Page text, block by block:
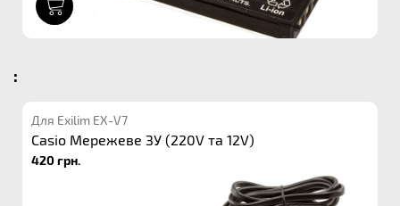
:
Для Exilim EX-V7
Casio Мережеве ЗУ (220V та 12V)
420 грн.